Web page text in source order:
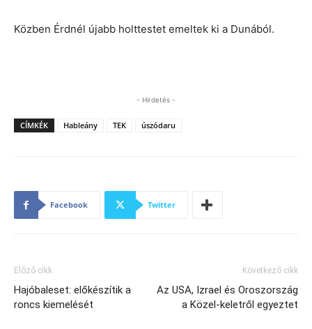
Közben Érdnél újabb holttestet emeltek ki a Dunából.
- Hirdetés -
CÍMKÉK Hableány TEK úszódaru
Facebook Twitter
Előző cikk
Hajóbaleset: előkészítik a
roncs kiemelését
Következő cikk
Az USA, Izrael és Oroszország
a Közel-keletről egyeztet